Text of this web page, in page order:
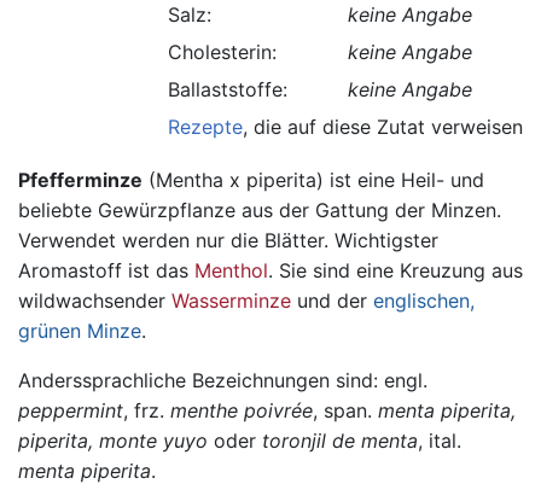
Salz:
keine Angabe
Cholesterin:
keine Angabe
Ballaststoffe:
keine Angabe
Rezepte, die auf diese Zutat verweisen.
Pfefferminze (Mentha x piperita) ist eine Heil- und
beliebte Gewürzpflanze aus der Gattung der Minzen.
Verwendet werden nur die Blätter. Wichtigster
Aromastoff ist das Menthol. Sie sind eine Kreuzung aus
wildwachsender Wasserminze und der englischen,
grünen Minze.
Anderssprachliche Bezeichnungen sind: engl.
peppermint, frz. menthe poivrée, span. menta piperita,
piperita, monte yuyo oder toronjil de menta, ital.
menta piperita.